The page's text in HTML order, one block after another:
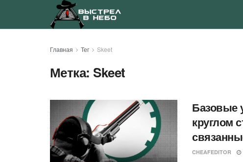
Главная Тег Skeet
Метка: Skeet
Базовые
круглом
CHEAFEDITOR